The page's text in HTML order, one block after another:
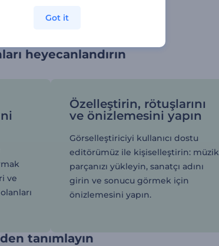
heyecanlandırın
ve
Özelleştirin, rötuşlarını
ve önizlemesini yapın
Görselleştiriciyi kullanıcı dostu
editörümüz ile kişiselleştirin: müzik
parçanızı yükleyin, sanatçı adını
girin ve sonucu görmek için
önizlemesini yapın.
tanımlayın
Got it